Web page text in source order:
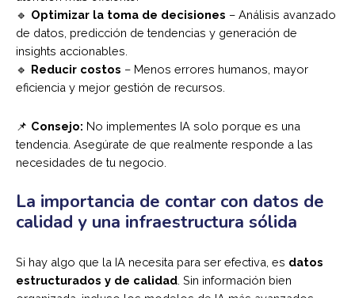
🔹 Optimizar la toma de decisiones – Análisis avanzado
de datos, predicción de tendencias y generación de
insights accionables.
🔹 Reducir costos – Menos errores humanos, mayor
eficiencia y mejor gestión de recursos.
📌 Consejo: No implementes IA solo porque es una
tendencia. Asegúrate de que realmente responde a las
necesidades de tu negocio.
La importancia de contar con datos de
calidad y una infraestructura sólida
Si hay algo que la IA necesita para ser efectiva, es datos
estructurados y de calidad . Sin información bien